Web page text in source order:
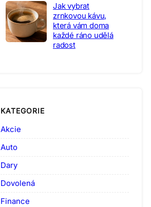
Jak vybrat
zrnkovou kávu,
která vám doma
každé ráno udělá
radost
KATEGORIE
Akcie
Auto
Dary
Dovolená
Finance